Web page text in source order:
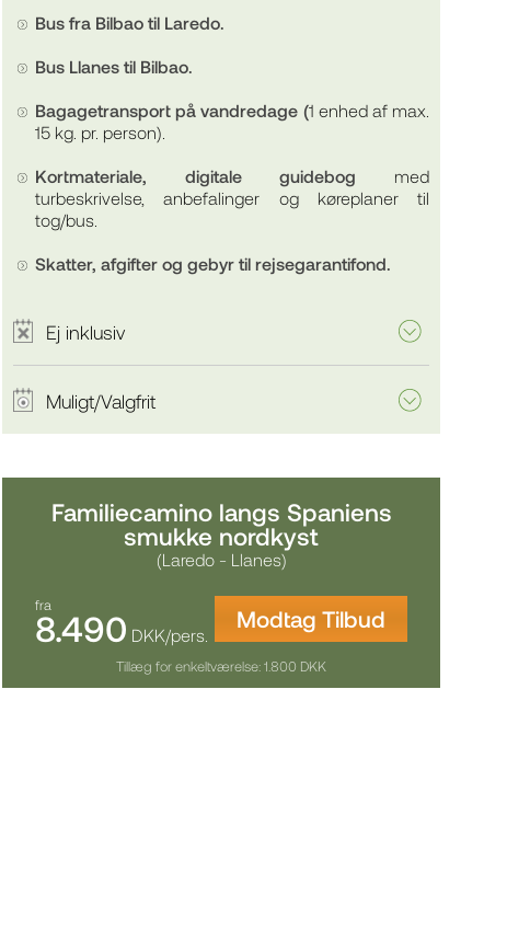
Bus fra Bilbao til Laredo.
Bus Llanes til Bilbao.
Bagagetransport på vandredage (1 enhed af max.
15 kg. pr. person).
Kortmateriale, digitale guidebog med
turbeskrivelse, anbefalinger og køreplaner til
tog/bus.
Skatter, afgifter og gebyr til rejsegarantifond.
Ej inklusiv
Muligt/Valgfrit
Familiecamino langs Spaniens
smukke nordkyst
(Laredo - Llanes)
fra
8.490 DKK/pers.
Modtag Tilbud
Tillæg for enkeltværelse: 1.800 DKK